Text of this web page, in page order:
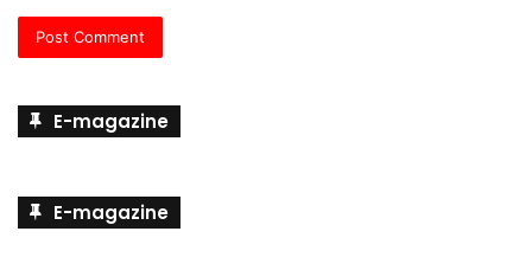
E-magazine
E-magazine